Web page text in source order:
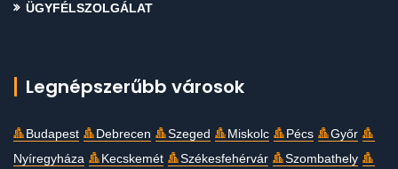
ÜGYFÉLSZOLGÁLAT
Legnépszerűbb városok
Budapest Debrecen Szeged Miskolc Pécs
Győr
Nyíregyháza
Kecskemét Székesfehérvár
Szombathely